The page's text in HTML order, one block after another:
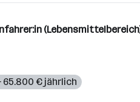
65.800 € jährlich